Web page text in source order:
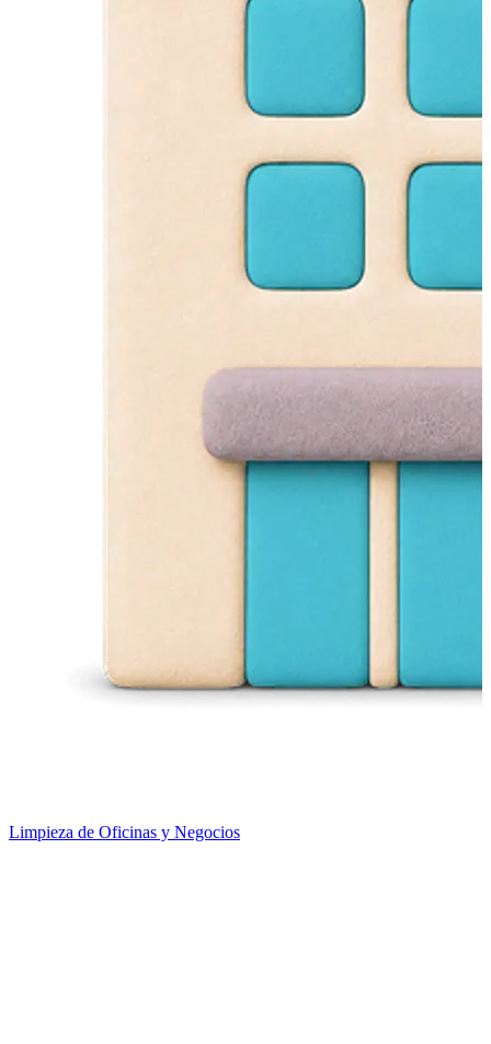
Limpieza de Oficinas y Negocios